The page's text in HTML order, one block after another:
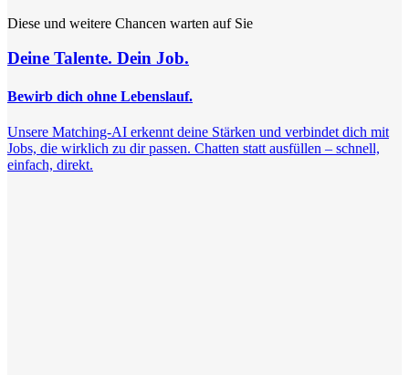
Diese und weitere Chancen warten auf Sie
Deine Talente. Dein Job.
Bewirb dich ohne Lebenslauf.
Unsere Matching-AI erkennt deine Stärken und verbindet dich mit
Jobs, die wirklich zu dir passen. Chatten statt ausfüllen – schnell,
einfach, direkt.